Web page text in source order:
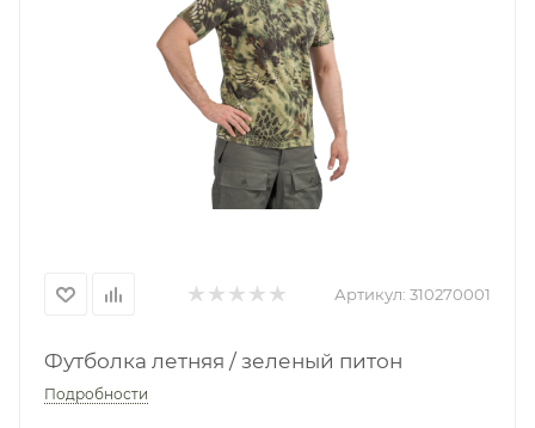
Артикул: 310270001
Футболка летняя / зеленый питон
Подробности